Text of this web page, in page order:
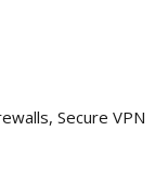
Secure VPN